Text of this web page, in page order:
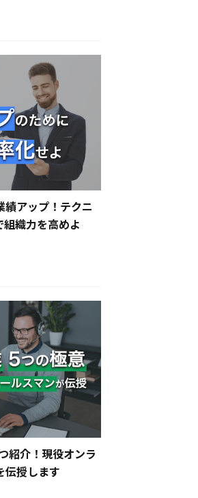
績アップ！テクニ
組織力を高めよ
紹介！現役オンラ
伝授します